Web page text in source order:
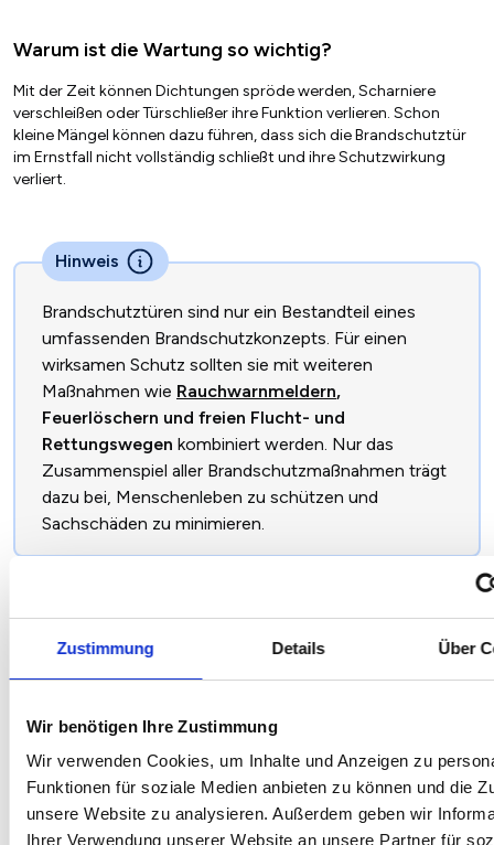
Zustimmung Details Über
Wir benötigen Ihre Zustimmung
Wir verwenden Cookies, um Inhalte und Anzeigen zu
Funktionen für soziale Medien anbieten zu können und die
unsere Website zu analysieren. Außerdem geben wir
Ihrer Verwendung unserer Website an unsere Partner für
Warum ist die Wartung so wichtig?
Mit der Zeit können Dichtungen spröde werden, Scharniere
verschleißen oder Türschließer ihre Funktion verlieren. Schon
kleine Mängel können dazu führen, dass sich die Brandschutztür
im Ernstfall nicht vollständig schließt und ihre Schutzwirkung
verliert.
Hinweis
Brandschutztüren sind nur ein Bestandteil eines
umfassenden Brandschutzkonzepts. Für einen
wirksamen Schutz sollten sie mit weiteren
Maßnahmen wie Rauchwarnmeldern,
Feuerlöschern und freien Flucht- und
Rettungswegen kombiniert werden. Nur das
Zusammenspiel aller Brandschutzmaßnahmen trägt
dazu bei, Menschenleben zu schützen und
Sachschäden zu minimieren.
Brandschutztüren innen vs. außen – die
Brandschutztüren im
Innenbereich
Brandschutztüren im
Außenbereich (Haustüren)
Verhindern die
Ausbreitung von Feuer
Schützen ebenfalls vor Feuer
und Rauch, müssen zusätzlich